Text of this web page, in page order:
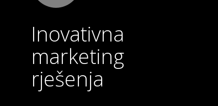
Inovativna
marketing
rješenja